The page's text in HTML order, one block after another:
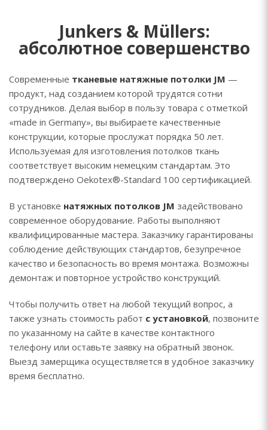
Junkers & Müllers:
абсолютное совершенство
Современные тканевые натяжные потолки JM —
продукт, над созданием которой трудятся сотни
сотрудников. Делая выбор в пользу товара с отметкой
«made in Germany», вы выбираете качественные
конструкции, которые прослужат порядка 50 лет.
Используемая для изготовления потолков ткань
соответствует высоким немецким стандартам. Это
подтверждено Oekotex®-Standard 100 сертификацией.
В установке натяжных потолков JM задействовано
современное оборудование. Работы выполняют
квалифицированные мастера. Заказчику гарантированы
соблюдение действующих стандартов, безупречное
качество и безопасность во время монтажа. Возможны
демонтаж и повторное устройство конструкций.
Чтобы получить ответ на любой текущий вопрос, а
также узнать стоимость работ с установкой, позвоните
по указанному на сайте в качестве контактного
телефону или оставьте заявку на обратный звонок.
Выезд замерщика осуществляется в удобное заказчику
время бесплатно.